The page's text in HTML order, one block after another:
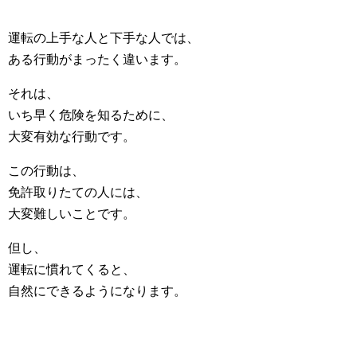
運転の上手な人と下手な人では、
ある行動がまったく違います。
それは、
いち早く危険を知るために、
大変有効な行動です。
この行動は、
免許取りたての人には、
大変難しいことです。
但し、
運転に慣れてくると、
自然にできるようになります。